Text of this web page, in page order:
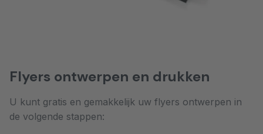
Flyers ontwerpen en drukken
U kunt gratis en gemakkelijk uw flyers ontwerpen in
de volgende stappen: